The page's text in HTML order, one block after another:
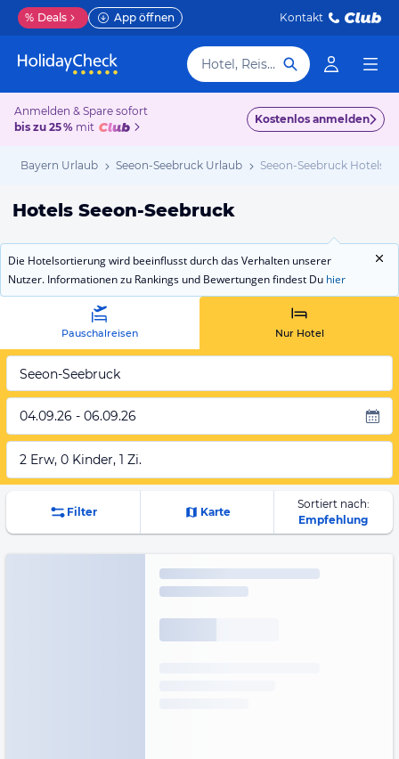
% Deals App öffnen Kontakt
Hotel, Reiseziel
Anmelden & Spare sofort
bis zu 25 % mit
Kostenlos anmelden
Bayern Urlaub Seeon-Seebruck Urlaub Seeon-Seebruck Hotels
Hotels Seeon-Seebruck
Die Hotelsortierung wird beeinflusst durch das Verhalten unserer
Nutzer. Informationen zu Rankings und Bewertungen findest Du hier
Pauschalreisen Nur Hotel
Seeon-Seebruck
04.09.26 - 06.09.26
2 Erw, 0 Kinder, 1 Zi.
Filter Karte
Sortiert nach:
Empfehlung